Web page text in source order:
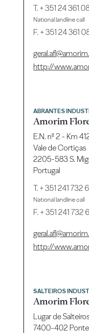
T.+ 351 24 361
National landline call
F. + 351 24 361
http://
ABRANTES
Amorim
E.N. nº 2 - Km
Vale de Cortiças
2205-583 S.
Portugal
T.+ 351 241 732
National landline call
F. + 351 241 732
http://
SALTEIROS
Amorim
Lugar de
7400-402